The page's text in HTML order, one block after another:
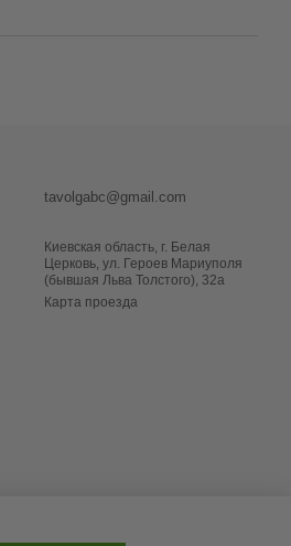
tavolgabc@gmail.com
Киевская область, г. Белая
Церковь, ул. Героев Мариуполя
(бывшая Льва Толстого), 32a
Карта проезда